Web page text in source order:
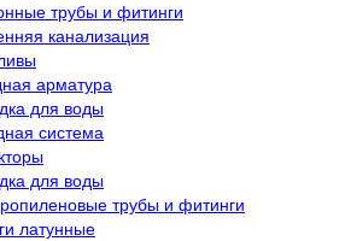
трубы и фитинги
канализация
арматура
для воды
система
для воды
трубы и фитинги
латунные